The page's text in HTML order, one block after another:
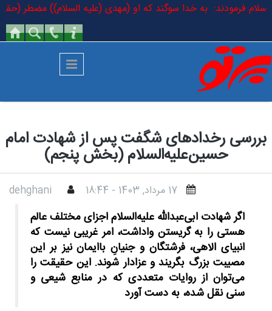
رفتن به محتوای اصلی
السلام فرمودند: به خدا سوگند که او (مهدی (علیه السلام)) مضطر
بررسی رخدادهای شگفت‌ پس از شهادت امام
حسین‌علیه‌السلام (بخش پنجم)
17 مرداد, 1403 - 18:44 dehghani
اگر شهادت ابی‌عبدالله علیه‌السلام اجزای مختلف عالم
هستی را به گریستن واداشت، امر غریبی نیست که
انبیای الاهی، فرشتگان و جنیانِ باایمان نیز بر این
مصیبت بزرگ بگریند و عزادار شوند. این حقیقت را
می‌توان از روایات متعددی که در منابع شیعی و
سنی نقل شده، به دست آورد